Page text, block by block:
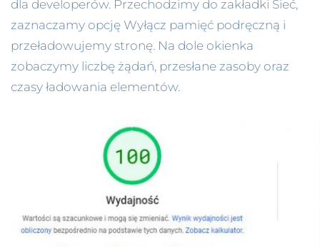
dla developerów. Przechodzimy do zakładki Sieć,
zaznaczamy opcję Wyłącz pamięć podręczną i
przeładowujemy stronę. Na dole okienka
zobaczymy liczbę żądań, przesłane zasoby oraz
czasy ładowania elementów.